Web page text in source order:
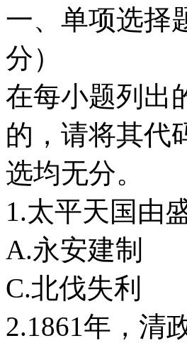
一、单项选择
分）
在每小题列出
的，请将其代
选均无分。
1.太平天国
A.永
C.北
2.1861年，